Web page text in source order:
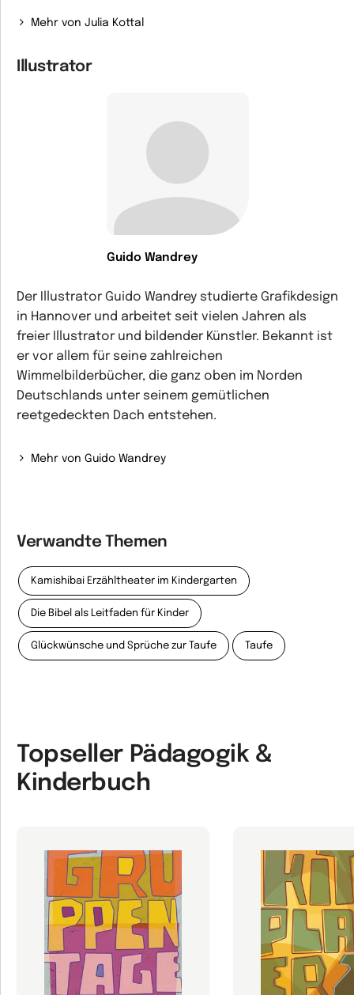
Mehr von Julia Kottal
Illustrator
Guido Wandrey
Der Illustrator Guido Wandrey studierte Grafikdesign
in Hannover und arbeitet seit vielen Jahren als
freier Illustrator und bildender Künstler. Bekannt ist
er vor allem für seine zahlreichen
Wimmelbilderbücher, die ganz oben im Norden
Deutschlands unter seinem gemütlichen
reetgedeckten Dach entstehen.
Mehr von Guido Wandrey
Verwandte Themen
Kamishibai Erzähltheater im Kindergarten
Die Bibel als Leitfaden für Kinder
Glückwünsche und Sprüche zur Taufe Taufe
Topseller Pädagogik &
Kinderbuch